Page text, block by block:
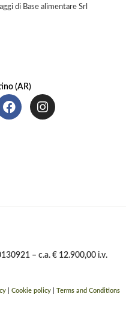
di Base alimentare Srl
(AR)
– c.a. € 12.900,00 i.v.
Cookie policy Terms and Conditions